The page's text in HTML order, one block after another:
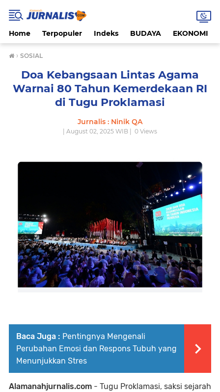
Home Terpopuler Indeks BUDAYA EKONOMI
› SOSIAL
Doa Kebangsaan Lintas Agama
Warnai 80 Tahun Kemerdekaan RI
di Tugu Proklamasi
Jurnalis : Ninik QA
| August 02, 2025 WIB | 0 Views
Baca Juga : Pentingnya Mengenali
Perubahan Emosi dan Respons Tubuh yang
Menunjukkan Stres
Alamanahjurnalis.com - Tugu Proklamasi, saksi sejarah